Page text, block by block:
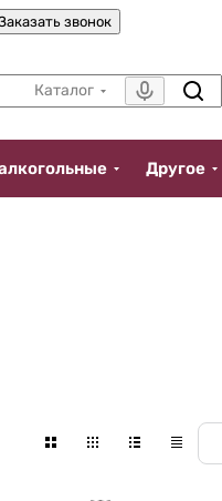
звонок
Каталог
Другое